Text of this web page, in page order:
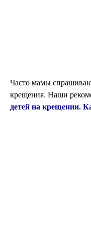
Часто мамы
крещения. Наши
детей на крещении.